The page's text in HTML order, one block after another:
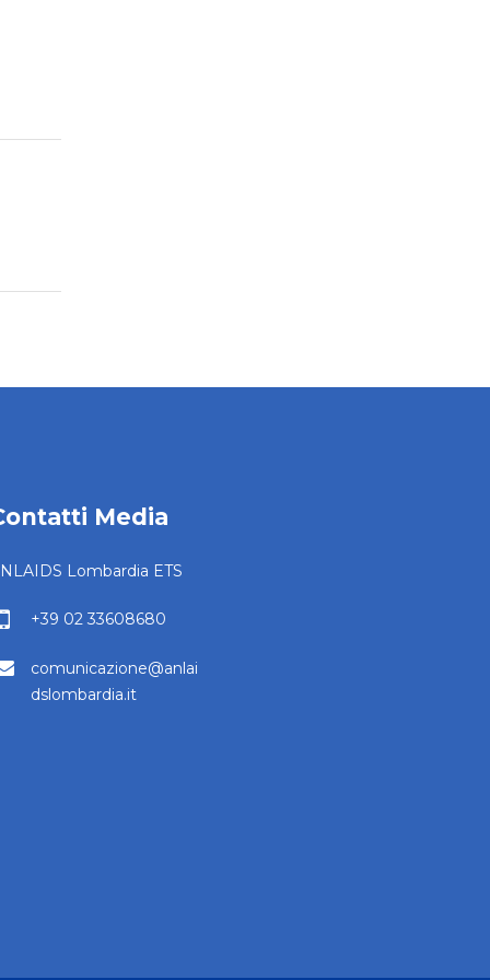
Media
Lombardia ETS
+39 02 33608680
comunicazione@anlai
dslombardia.it